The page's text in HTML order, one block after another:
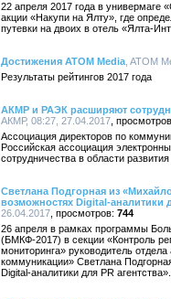
22 апреля 2017 года в универмаге
акции «Накупи на Ялту», где
путевки на двоих в отель «Ялта-
Достижения ATOM Media , ATOM
Результаты рейтингов 2017 года
АКМР и РАЭК расширяют
АКМР, 08:27, 27.04.2017
Ассоциация директоров по
Российская ассоциация
сотрудничества в области
Светлана Подгорная из
возможностях Digital-аналитики
26.04.2017
744
26 апреля в рамках программы
(БМКФ-2017) в секции «Контроль
мониторинга» руководитель
коммуникации» Светлана
Digital-аналитики для PR агентства».